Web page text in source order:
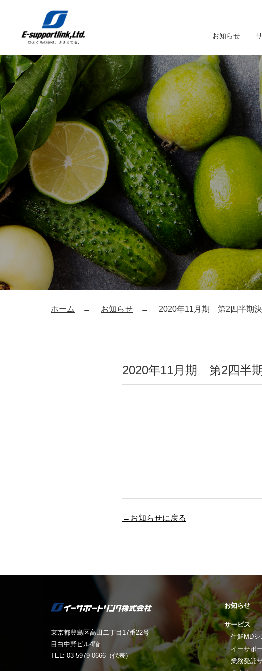
お知らせ
サービスTOP
生鮮MDシステム
イーサポートリンクシステム
業務受託サービス（BPO）
農産物の生産・調達・販売
Marché+（マルシェプラス）
es-Marché（エスマルシェ）
イーサポートリンクについてTOP
トップメッセージ
経営理念・経営ビジョン
コーポレートガバナンス
サスティナビリティへの取り組み
ブランドストーリー
企業情報TOP
企業概要
事業所案内
関係会社
これまでの歩み
IR情報TOP
IRニュース
IRカレンダー
IRライブラリー
ホーム お知らせ 2020年11月期 第2四半期決
2020年11月期 第2四半
←お知らせに戻る
東京都豊島区高田二丁目17番22号
目白中野ビル4階
TEL: 03-5979-0666（代表）
お知らせ
サービス
生鮮MDシ
イーサポ
業務受託